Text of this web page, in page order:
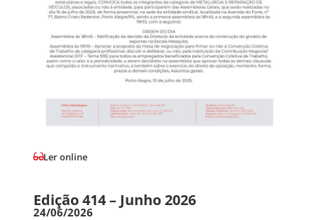
Ler online
Edição 414 – Junho 2026
24/06/2026